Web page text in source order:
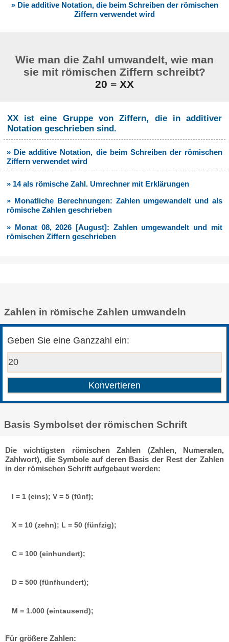
» Die additive Notation, die beim Schreiben der römischen
Ziffern verwendet wird
Wie man die Zahl umwandelt, wie man
sie mit römischen Ziffern schreibt?
20 = XX
XX ist eine Gruppe von Ziffern, die in additiver
Notation geschrieben sind.
» Die additive Notation, die beim Schreiben der römischen
Ziffern verwendet wird
» 14 als römische Zahl. Umrechner mit Erklärungen
» Monatliche Berechnungen: Zahlen umgewandelt und als
römische Zahlen geschrieben
» Monat 08, 2026 [August]: Zahlen umgewandelt und mit
römischen Ziffern geschrieben
Zahlen in römische Zahlen umwandeln
Geben Sie eine Ganzzahl ein:
Basis Symbolset der römischen Schrift
Die wichtigsten römischen Zahlen (Zahlen, Numeralen,
Zahlwort), die Symbole auf deren Basis der Rest der Zahlen
in der römischen Schrift aufgebaut werden:
I = 1 (eins); V = 5 (fünf);
X = 10 (zehn); L = 50 (fünfzig);
C = 100 (einhundert);
D = 500 (fünfhundert);
M = 1.000 (eintausend);
Für größere Zahlen: